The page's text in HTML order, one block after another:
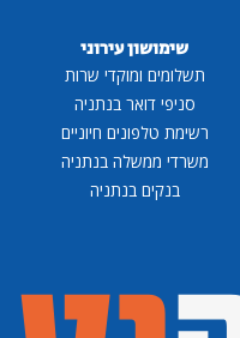
שימושון עירוני
תשלומים ומוקדי שרות
סניפי דואר בנתניה
רשימת טלפונים חיוניים
משרדי ממשלה בנתניה
בנקים בנתניה